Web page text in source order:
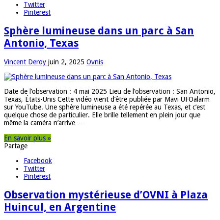
Twitter
Pinterest
Sphère lumineuse dans un parc à San
Antonio, Texas
Vincent Deroy juin 2, 2025 Ovnis
Date de l’observation : 4 mai 2025 Lieu de l’observation : San Antonio,
Texas, États-Unis Cette vidéo vient d’être publiée par Mavi UFOalarm
sur YouTube. Une sphère lumineuse a été repérée au Texas, et c’est
quelque chose de particulier. Elle brille tellement en plein jour que
même la caméra n’arrive …
En savoir plus »
Partage
Facebook
Twitter
Pinterest
Observation mystérieuse d’OVNI à Plaza
Huincul, en Argentine